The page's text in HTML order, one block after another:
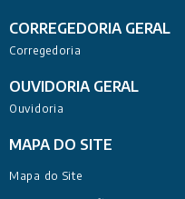
CORREGEDORIA GERAL
Corregedoria
OUVIDORIA GERAL
Ouvidoria
MAPA DO SITE
Mapa do Site